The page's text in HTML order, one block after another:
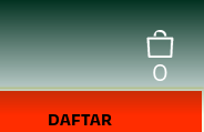
0
DAFTAR